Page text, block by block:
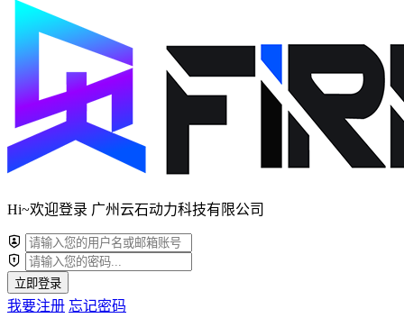
Hi~欢迎登录 广州云石动力科技有限公司
立即登录
我要注册 忘记密码